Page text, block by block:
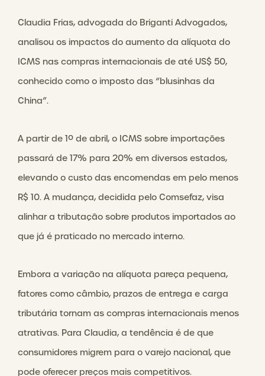
Claudia Frias, advogada do Briganti Advogados,
analisou os impactos do aumento da alíquota do
ICMS nas compras internacionais de até US$ 50,
conhecido como o imposto das “blusinhas da
China”.
A partir de 1º de abril, o ICMS sobre importações
passará de 17% para 20% em diversos estados,
elevando o custo das encomendas em pelo menos
R$ 10. A mudança, decidida pelo Comsefaz, visa
alinhar a tributação sobre produtos importados ao
que já é praticado no mercado interno.
Embora a variação na alíquota pareça pequena,
fatores como câmbio, prazos de entrega e carga
tributária tornam as compras internacionais menos
atrativas. Para Claudia, a tendência é de que
consumidores migrem para o varejo nacional, que
pode oferecer preços mais competitivos.